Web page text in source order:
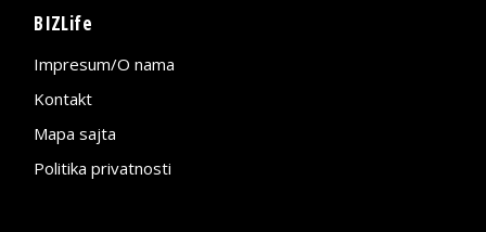
BIZLife
Impresum/O nama
Kontakt
Mapa sajta
Politika privatnosti